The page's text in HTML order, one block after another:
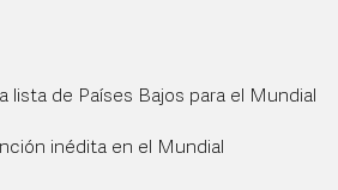
lista de Países Bajos para el Mundial
inédita en el Mundial